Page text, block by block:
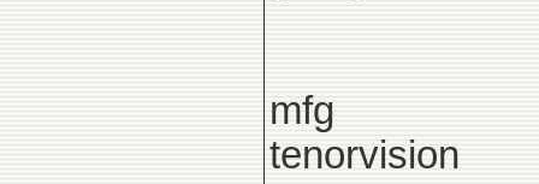
mfg
tenorvision